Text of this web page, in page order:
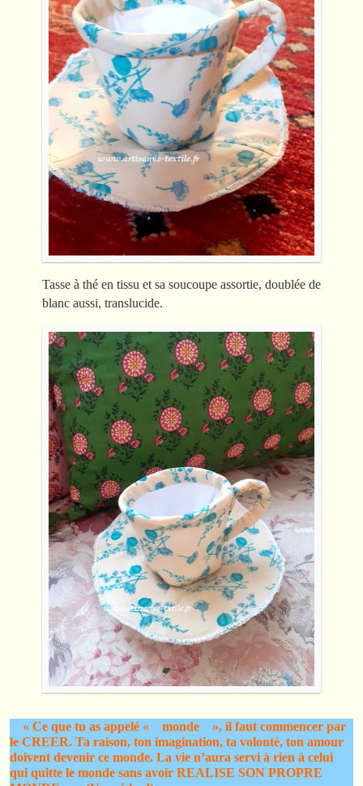
Tasse à thé en tissu et sa soucoupe assortie, doublée de
blanc aussi, translucide.
« Ce que tu as appelé « monde », il faut commencer par
le CREER. Ta raison, ton imagination, ta volonté, ton amour
doivent devenir ce monde. La vie n’aura servi à rien à celui
qui quitte le monde sans avoir REALISE SON PROPRE